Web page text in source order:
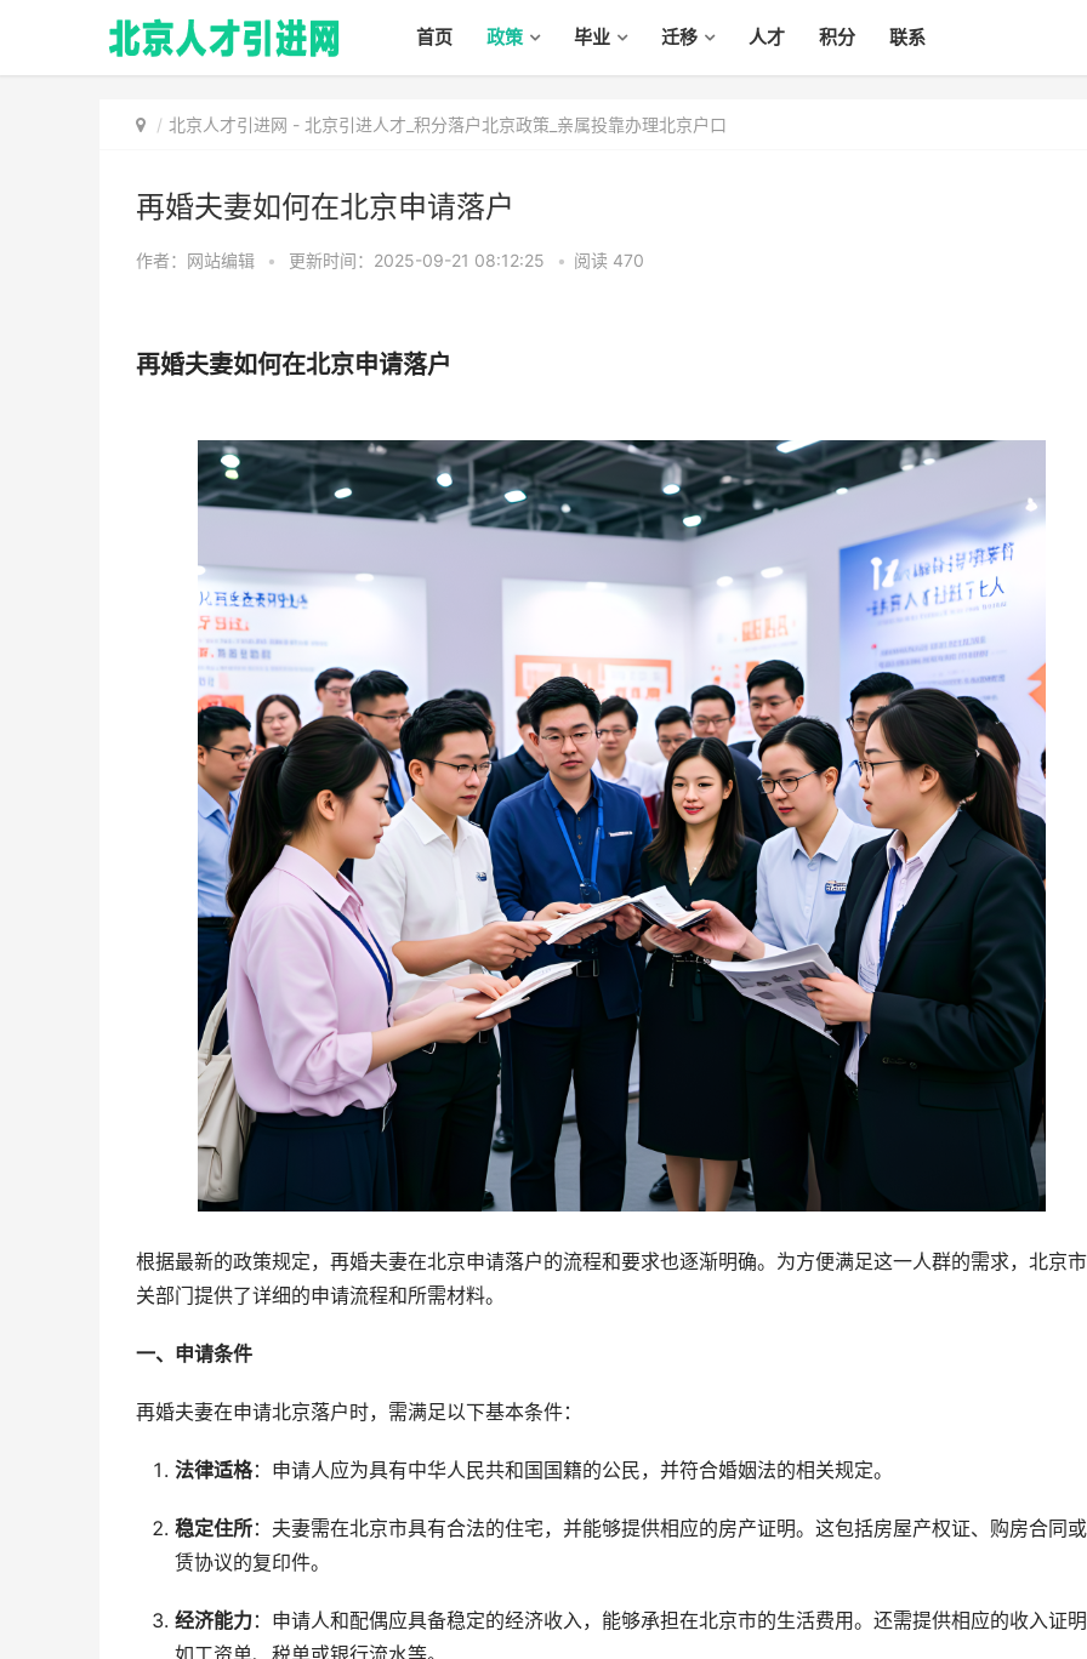
首页 政策 毕业 迁移 人才 积分 联系
北京人才引进网 - 北京引进人才_积分落户北京政策_亲属投靠办理北京户口
再婚夫妻如何在北京申请落户
作者：网站编辑 • 更新时间：2025-09-21 08:12:25 • 阅读 470
再婚夫妻如何在北京申请落户
根据最新的政策规定，再婚夫妻在北京申请落户的流程和要求也逐渐明确。为方便满足这一人群的需求，北京
关部门提供了详细的申请流程和所需材料。
一、申请条件
再婚夫妻在申请北京落户时，需满足以下基本条件：
法律适格：申请人应为具有中华人民共和国国籍的公民，并符合婚姻法的相关规定。
稳定住所：夫妻需在北京市具有合法的住宅，并能够提供相应的房产证明。这包括房屋产权证、购房合同
赁协议的复印件。
经济能力：申请人和配偶应具备稳定的经济收入，能够承担在北京市的生活费用。还需提供相应的收入证